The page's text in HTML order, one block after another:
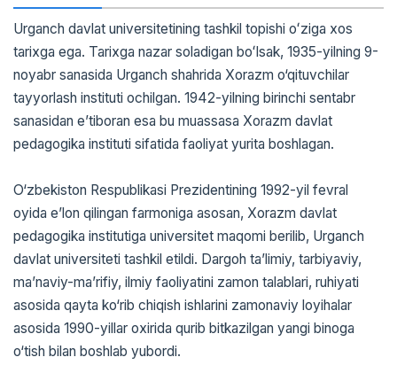
Urganch davlat universitetining tashkil topishi oʻziga xos
tarixga ega. Tarixga nazar soladigan boʻlsak, 1935-yilning 9-
noyabr sanasida Urganch shahrida Xorazm o‘qituvchilar
tayyorlash instituti ochilgan. 1942-yilning birinchi sentabr
sanasidan e’tiboran esa bu muassasa Xorazm davlat
pedagogika instituti sifatida faoliyat yurita boshlagan.
O‘zbekiston Respublikasi Prezidentining 1992-yil fevral
oyida e’lon qilingan farmoniga asosan, Xorazm davlat
pedagogika institutiga universitet maqomi berilib, Urganch
davlat universiteti tashkil etildi. Dargoh ta’limiy, tarbiyaviy,
ma’naviy-ma’rifiy, ilmiy faoliyatini zamon talablari, ruhiyati
asosida qayta ko‘rib chiqish ishlarini zamonaviy loyihalar
asosida 1990-yillar oxirida qurib bitkazilgan yangi binoga
o‘tish bilan boshlab yubordi.